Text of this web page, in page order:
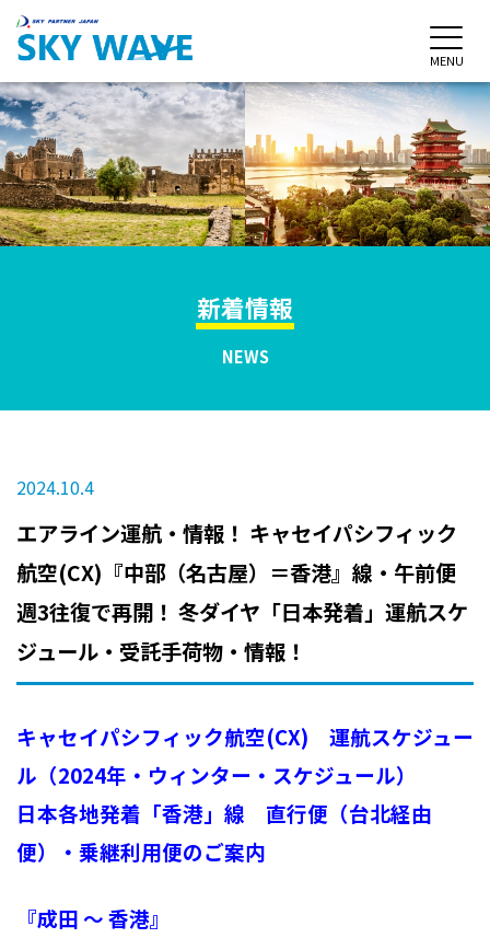
MENU
新着情報
NEWS
2024.10.4
エアライン運航・情報！ キャセイパシフィック
航空(CX)『中部（名古屋）＝香港』線・午前便
週3往復で再開！ 冬ダイヤ「日本発着」運航スケ
ジュール・受託手荷物・情報！
キャセイパシフィック航空(CX) 運航スケジュー
ル（2024年・ウィンター・スケジュール）
日本各地発着「香港」線 直行便（台北経由
便）・乗継利用便のご案内
『成田 ～ 香港』